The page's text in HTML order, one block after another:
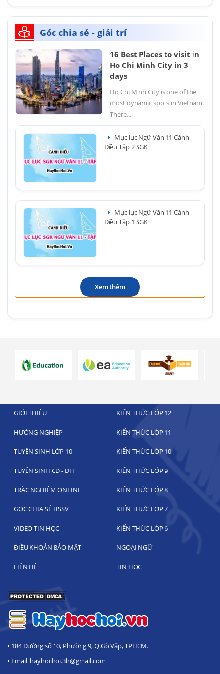
Góc chia sẻ - giải trí
16 Best Places to visit in
Ho Chi Minh City in 3
days
Ho Chi Minh City is one of the
most dynamic spots in Vietnam.
There...
Mục lục Ngữ Văn 11 Cánh
Diều Tập 2 SGK
Mục lục Ngữ Văn 11 Cánh
Diều Tập 1 SGK
Xem thêm
GIỚI THIỆU KIẾN THỨC LỚP 12
HƯỚNG NGHIỆP KIẾN THỨC LỚP 11
TUYỂN SINH LỚP 10 KIẾN THỨC LỚP 10
TUYỂN SINH CĐ - ĐH KIẾN THỨC LỚP 9
TRẮC NGHIỆM ONLINE KIẾN THỨC LỚP 8
GÓC CHIA SẺ HSSV KIẾN THỨC LỚP 7
VIDEO TIN HỌC KIẾN THỨC LỚP 6
ĐIỀU KHOẢN BẢO MẬT NGOẠI NGỮ
LIÊN HỆ TIN HỌC
• 184 Đường số 10, Phường 9, Q.Gò Vấp, TPHCM.
• Email: hayhochoi.3h@gmail.com